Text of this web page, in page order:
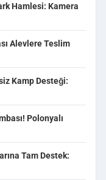
Hamlesi: Kamera
Alevlere Teslim
Kamp Desteği:
Polonyalı
Tam Destek: